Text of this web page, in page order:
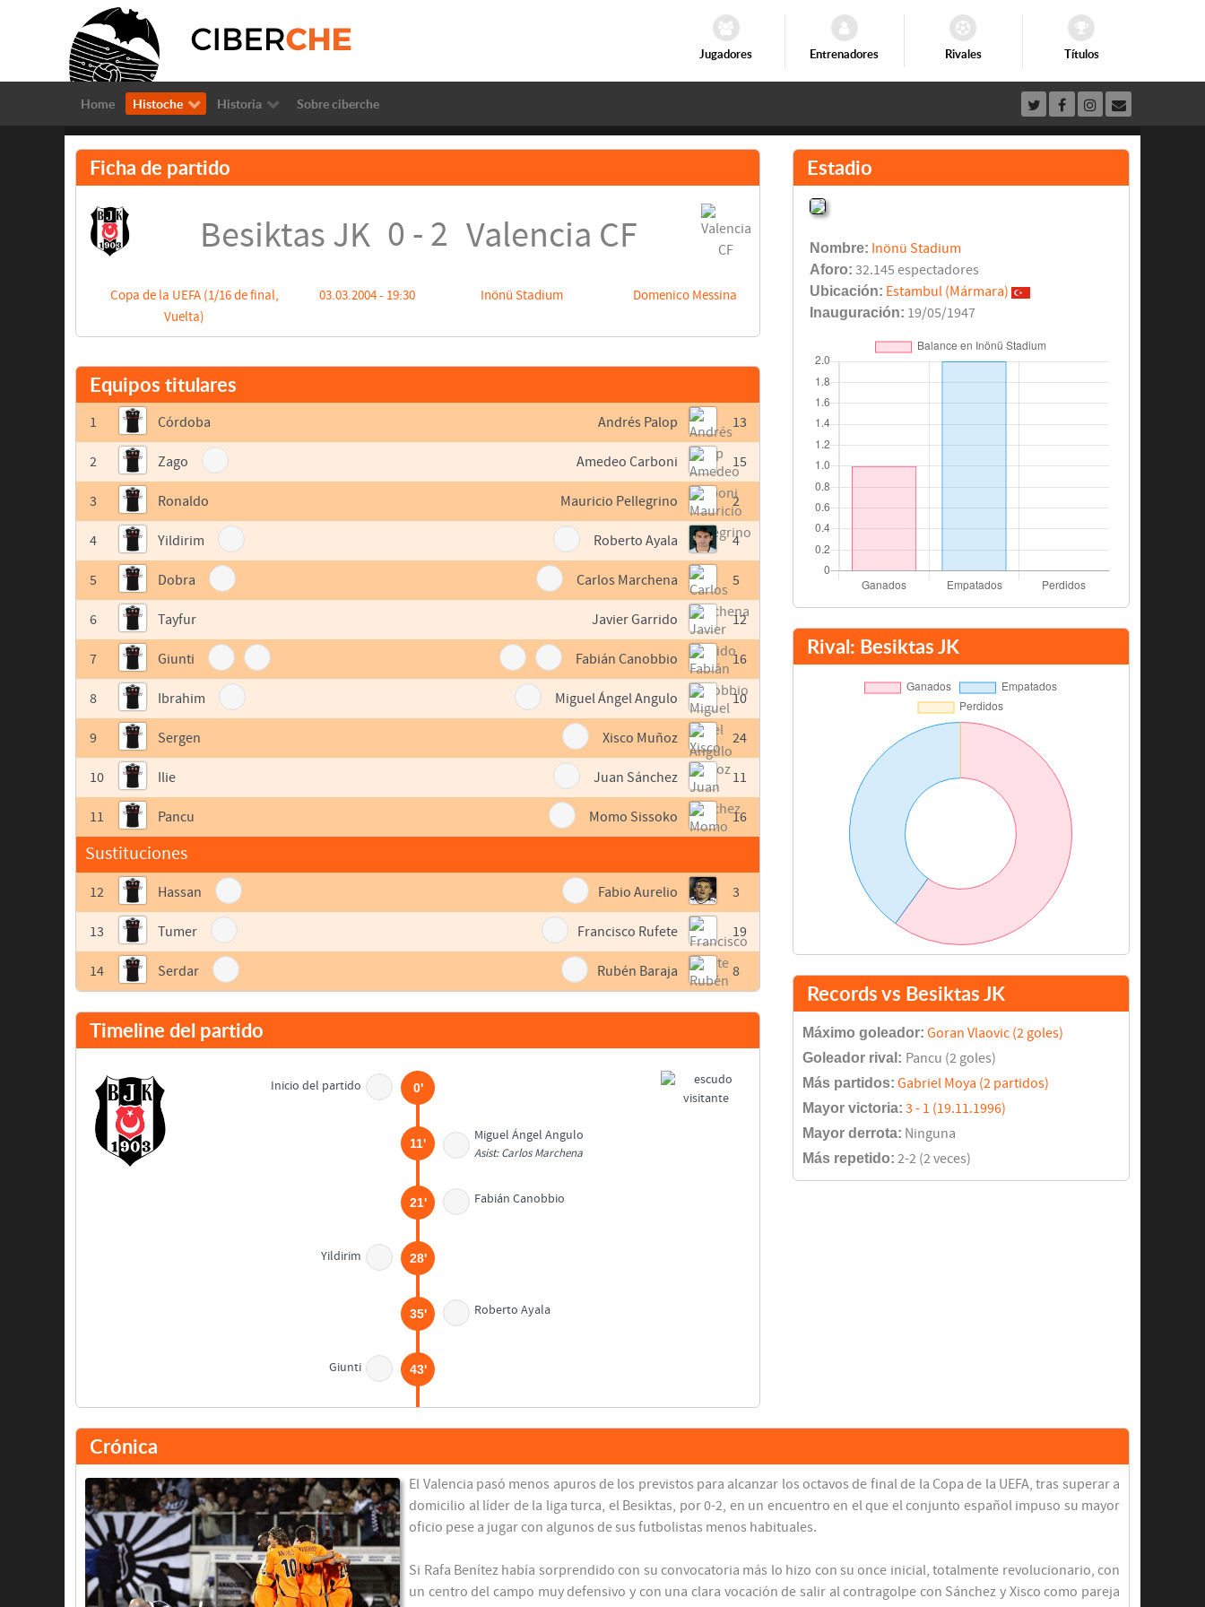
Jugadores Entrenadores Rivales Títulos
Home Histoche Historia Sobre ciberche
Ficha de partido
Besiktas JK 0 - 2 Valencia CF
Copa de la UEFA (1/16 de final,
Vuelta)
03.03.2004 - 19:30 Inönü Stadium Domenico Messina
Equipos titulares
1 Córdoba
2 Zago
3 Ronaldo
4 Yildirim
5 Dobra
6 Tayfur
7 Giunti
8 Ibrahim
9 Sergen
10 Ilie
11 Pancu
Sustituciones
12 Hassan
13 Tumer
14 Serdar
13
Andrés Palop
15
Amedeo Carboni
2
Mauricio Pellegrino
4
Roberto Ayala
5
Carlos Marchena
12
Javier Garrido
16
Fabián Canobbio
10
Miguel Ángel Angulo
24
Xisco Muñoz
11
Juan Sánchez
16
Momo Sissoko
3
Fabio Aurelio
19
Francisco Rufete
8
Rubén Baraja
Timeline del partido
Inicio del partido 0'
Miguel Ángel Angulo
Asist: Carlos Marchena
11'
Fabián Canobbio
21'
Yildirim 28'
Roberto Ayala
35'
Giunti 43'
45'
Giunti
46'
Juan Sánchez
Fabio Aurelio
57'
Estadio
Nombre: Inönü Stadium
Aforo: 32.145 espectadores
Ubicación: Estambul (Mármara)
Inauguración: 19/05/1947
Rival: Besiktas JK
Records vs Besiktas JK
Máximo goleador: Goran Vlaovic (2 goles)
Goleador rival: Pancu (2 goles)
Más partidos: Gabriel Moya (2 partidos)
Mayor victoria: 3 - 1 (19.11.1996)
Mayor derrota: Ninguna
Más repetido: 2-2 (2 veces)
Crónica
El Valencia pasó menos apuros de los previstos para alcanzar los octavos de final de la Copa de la UEFA, tras superar a
domicilio al líder de la liga turca, el Besiktas, por 0-2, en un encuentro en el que el conjunto español impuso su mayor
oficio pese a jugar con algunos de sus futbolistas menos habituales.
Si Rafa Benítez había sorprendido con su convocatoria más lo hizo con su once inicial, totalmente revolucionario, con
un centro del campo muy defensivo y con una clara vocación de salir al contragolpe con Sánchez y Xisco como pareja